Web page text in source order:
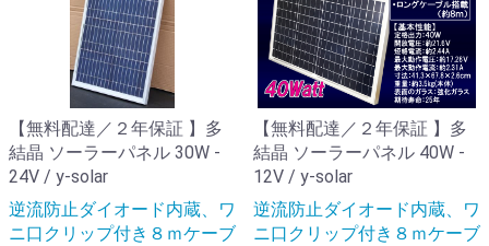
【無料配達／２年保証 】多
結晶 ソーラーパネル 30W -
24V / y-solar
逆流防止ダイオード内蔵、ワ
ニ口クリップ付き８ｍケーブ
【無料配達／２年保証 】多
結晶 ソーラーパネル 40W -
12V / y-solar
逆流防止ダイオード内蔵、ワ
ニ口クリップ付き８ｍケーブ